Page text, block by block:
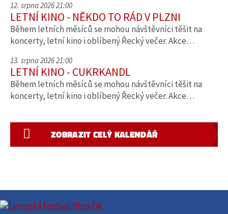
12. srpna 2026 21:00
LETNÍ KINO - NĚKDO TO RÁD V PLZNI
Během letních měsíců se mohou návštěvníci těšit na
koncerty, letní kino i oblíbený Řecký večer. Akce…
13. srpna 2026 21:00
LETNÍ KINO - CUKRKANDL
Během letních měsíců se mohou návštěvníci těšit na
koncerty, letní kino i oblíbený Řecký večer. Akce…
ZOBRAZIT CELÝ KALENDÁŘ